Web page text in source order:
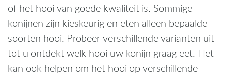
of het hooi van goede kwaliteit is. Sommige
konijnen zijn kieskeurig en eten alleen bepaalde
soorten hooi. Probeer verschillende varianten uit
tot u ontdekt welk hooi uw konijn graag eet. Het
kan ook helpen om het hooi op verschillende